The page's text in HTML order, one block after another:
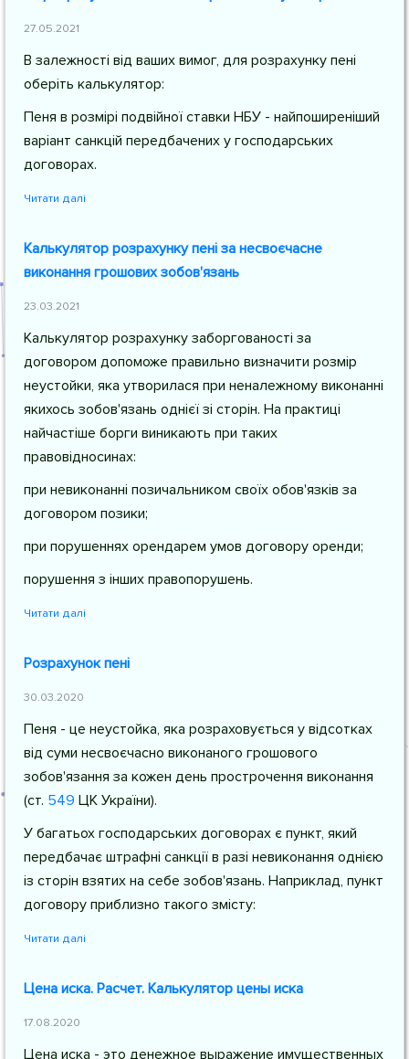
27.05.2021
В залежності від ваших вимог, для розрахунку пені
оберіть калькулятор:
Пеня в розмірі подвійної ставки НБУ - найпоширеніший
варіант санкцій передбачених у господарських
договорах.
Читати далі
Калькулятор розрахунку пені за несвоєчасне
виконання грошових зобов'язань
23.03.2021
Калькулятор розрахунку заборгованості за
договором допоможе правильно визначити розмір
неустойки, яка утворилася при неналежному виконанні
якихось зобов'язань однієї зі сторін. На практиці
найчастіше борги виникають при таких
правовідносинах:
при невиконанні позичальником своїх обов'язків за
договором позики;
при порушеннях орендарем умов договору оренди;
порушення з інших правопорушень.
Читати далі
Розрахунок пені
30.03.2020
Пеня - це неустойка, яка розраховується у відсотках
від суми несвоєчасно виконаного грошового
зобов'язання за кожен день прострочення виконання
(ст. 549 ЦК України).
У багатьох господарських договорах є пункт, який
передбачає штрафні санкції в разі невиконання однією
із сторін взятих на себе зобов'язань. Наприклад, пункт
договору приблизно такого змісту:
Читати далі
Цена иска. Расчет. Калькулятор цены иска
17.08.2020
Цена иска - это денежное выражение имущественных